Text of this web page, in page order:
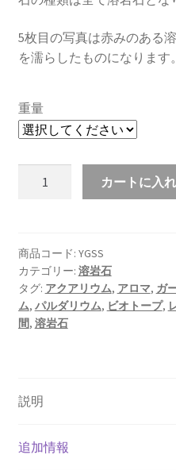
5枚目の写真は赤みのある
を濡らしたものになります。
重量
溶
岩
石
小
S
横
約
カートに入
商品コード: YGSS
カテゴリー: 溶岩石
タグ: アクアリウム, アロマ, ガ
ム, パルダリウム, ビオトープ,
間, 溶岩石
説明
追加情報